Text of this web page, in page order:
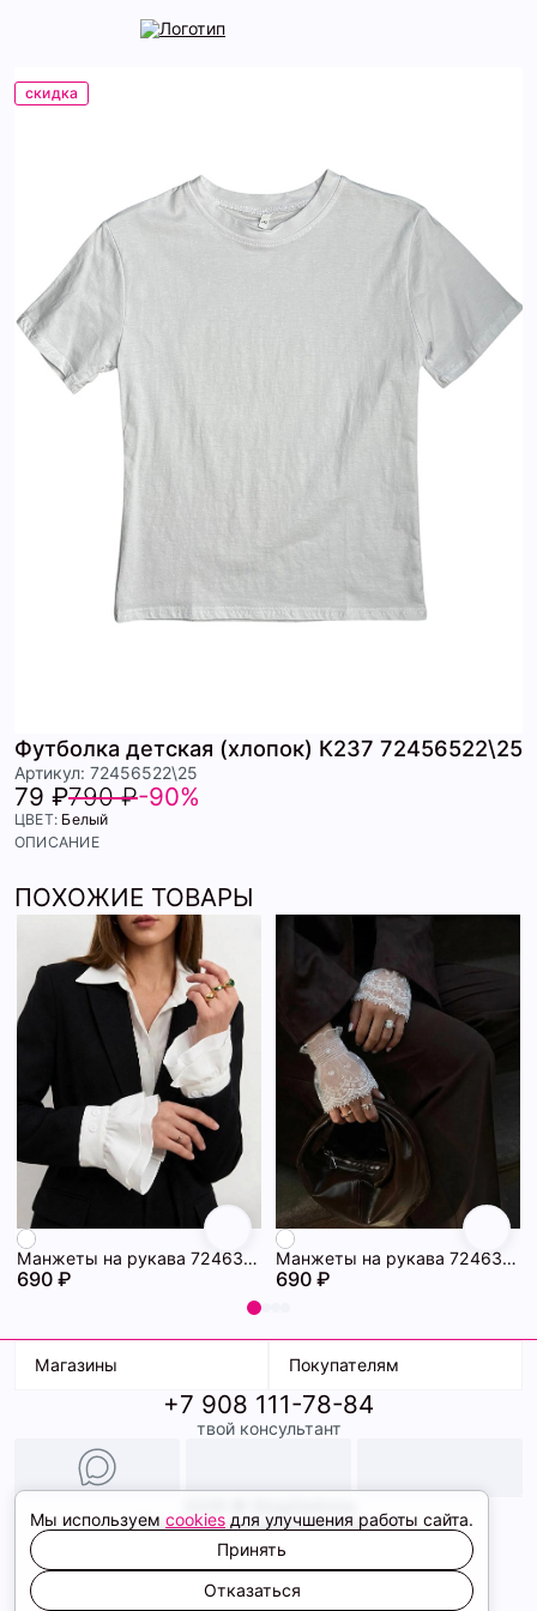
скидка
Футболка детская (хлопок) К237 72456522\25
Артикул: 72456522\25
79 ₽790 ₽-90%
ЦВЕТ: Белый
ОПИСАНИЕ
ПОХОЖИЕ ТОВАРЫ
Манжеты на рукава 72463228\25
690 ₽
Манжеты на рукава 72463227\25
690 ₽
Магазины
ТК Терминал
ТРК Континент
Покупателям
Доставка
Условия оплаты
Образы
+7 908 111-78-84
твой консультант
Политика конфиденциальности
Соглашение cookie
Сайт создали
Мы используем cookies для улучшения работы сайта.
Принять
Отказаться